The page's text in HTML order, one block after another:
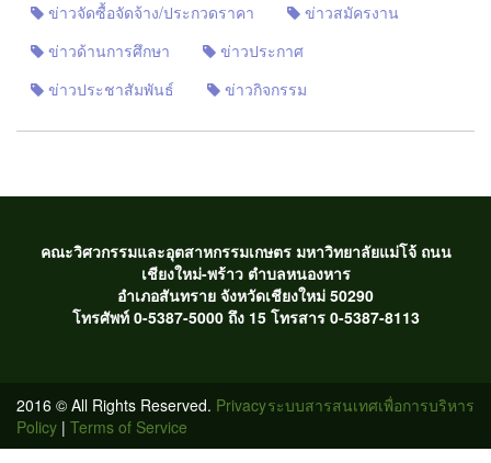
ข่าวจัดซื้อจัดจ้าง/ประกวดราคา
ข่าวสมัครงาน
ข่าวด้านการศึกษา
ข่าวประกาศ
ข่าวประชาสัมพันธ์
ข่าวกิจกรรม
คณะวิศวกรรมและอุตสาหกรรมเกษตร มหาวิทยาลัยแม่โจ้ ถนน
เชียงใหม่-พร้าว ตำบลหนองหาร
อำเภอสันทราย จังหวัดเชียงใหม่ 50290
โทรศัพท์ 0-5387-5000 ถึง 15 โทรสาร 0-5387-8113
ระบบสารสนเทศเพื่อการบริหาร
2016 © All Rights Reserved. Privacy
Policy | Terms of Service